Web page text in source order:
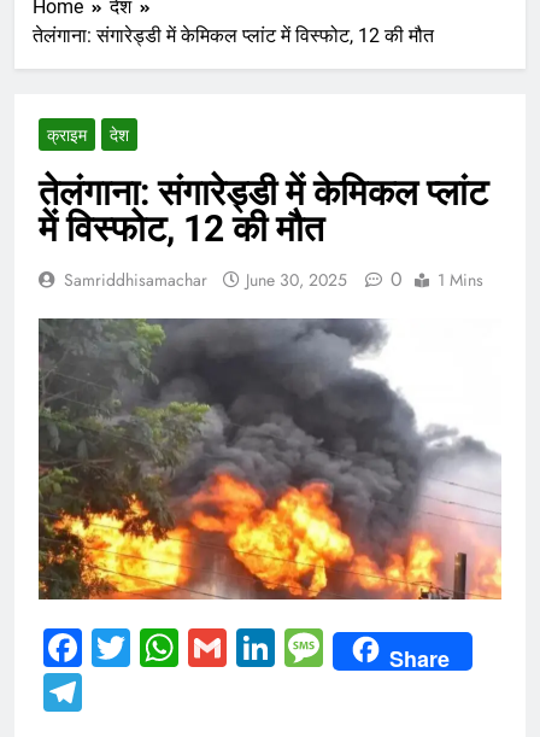
Home
देश
तेलंगाना: संगारेड्डी में केमिकल प्लांट में विस्फोट, 12 की मौत
क्राइम देश
तेलंगाना: संगारेड्डी में केमिकल प्लांट
में विस्फोट, 12 की मौत
Samriddhisamachar June 30, 2025 0 1 Mins
Facebook
Twitter
WhatsApp
GmailLinkedIn
Message
Share